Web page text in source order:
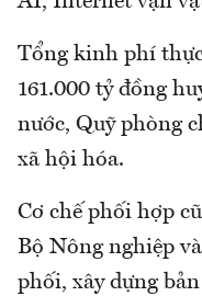
Tổng kinh phí
161.000 tỷ đồng
nước, Quỹ phòng
xã hội hóa.
Cơ chế phối hợp
Bộ Nông nghiệp
phối, xây dựng